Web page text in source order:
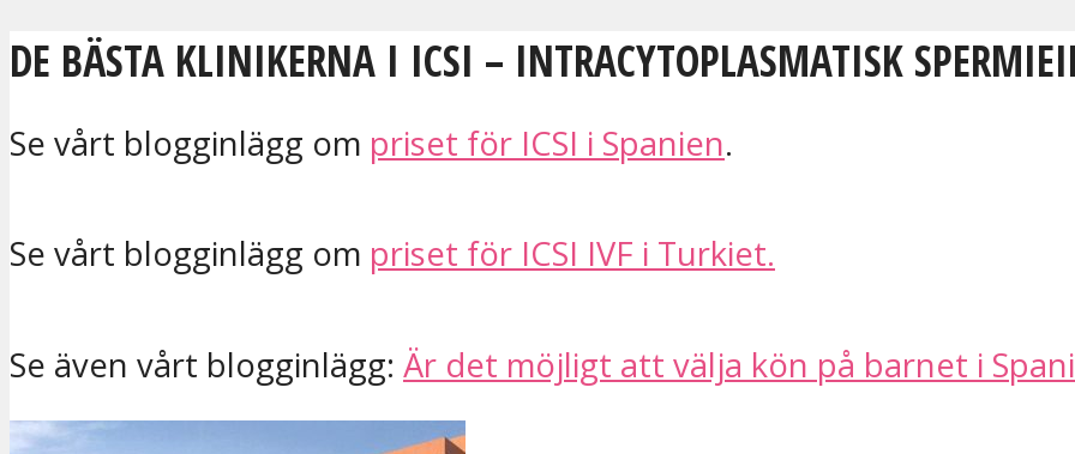
DE BÄSTA KLINIKERNA I ICSI – INTRACYTOPLASMATISK
Se vårt blogginlägg om priset för ICSI i Spanien.
Se vårt blogginlägg om priset för ICSI IVF i Turkiet.
Se även vårt blogginlägg: Är det möjligt att välja kön på barnet i